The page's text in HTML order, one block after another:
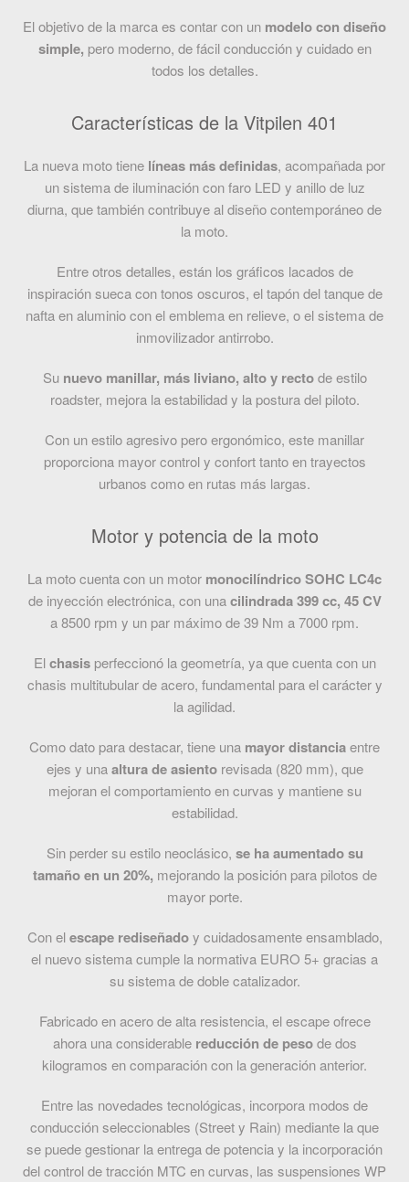
El objetivo de la marca es contar con un modelo con diseño
simple, pero moderno, de fácil conducción y cuidado en
todos los detalles.
Características de la Vitpilen 401
La nueva moto tiene líneas más definidas, acompañada por
un sistema de iluminación con faro LED y anillo de luz
diurna, que también contribuye al diseño contemporáneo de
la moto.
Entre otros detalles, están los gráficos lacados de
inspiración sueca con tonos oscuros, el tapón del tanque de
nafta en aluminio con el emblema en relieve, o el sistema de
inmovilizador antirrobo.
Su nuevo manillar, más liviano, alto y rectode estilo
roadster, mejora la estabilidad y la postura del piloto.
Con un estilo agresivo pero ergonómico, este manillar
proporciona mayor control y confort tanto en trayectos
urbanos como en rutas más largas.
Motor y potencia de la moto
La moto cuenta con un motor monocilíndrico SOHC LC4c
de inyección electrónica, con unacilindrada 399 cc, 45 CV
a 8500 rpm y un par máximo de 39 Nm a 7000 rpm.
Elchasis perfeccionó la geometría, ya que cuenta con un
chasis multitubular de acero, fundamental para el carácter y
la agilidad.
Como dato para destacar, tiene una mayor distanciaentre
ejes y unaaltura de asientorevisada (820 mm), que
mejoran el comportamiento en curvas y mantiene su
estabilidad.
Sin perder su estilo neoclásico, se ha aumentado su
tamaño en un 20%, mejorando la posición para pilotos de
mayor porte.
Con elescape rediseñadoy cuidadosamente ensamblado,
el nuevo sistema cumple la normativa EURO 5+ gracias a
su sistema de doble catalizador.
Fabricado en acero de alta resistencia, el escape ofrece
ahora una considerable reducción de pesode dos
kilogramos en comparación con la generación anterior.
Entre las novedades tecnológicas, incorpora modos de
conducción seleccionables (Street y Rain) mediante la que
se puede gestionar la entrega de potencia y la incorporación
del control de tracción MTC en curvas, las suspensiones WP